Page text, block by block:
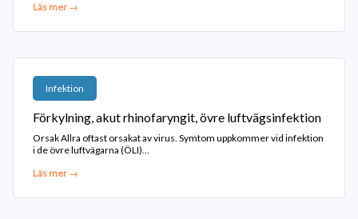
Läs mer →
Infektion
Förkylning, akut rhinofaryngit, övre luftvägsinfektion
Orsak Allra oftast orsakat av virus. Symtom uppkommer vid infektion
i de övre luftvägarna (ÖLI)...
Läs mer →